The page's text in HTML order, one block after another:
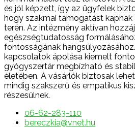
és jól képzett, így az ügyfelek
hogy szakmai támogatást
terén. Az intézmény aktívan
egészségtudatosság
fontosságának
kapcsolatok ápolása kiemelt
gyógyszertár megbízható és
életében. A vásárlók biztosak
mindig szakszerű és empatikus
részesülnek.
06-62-283-110
bereczkia@vnet.hu